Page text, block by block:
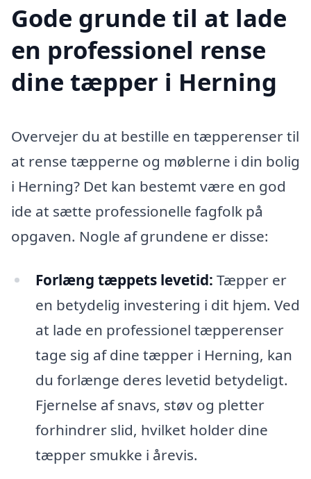
Gode grunde til at lade
en professionel rense
dine tæpper i Herning
Overvejer du at bestille en tæpperenser til
at rense tæpperne og møblerne i din bolig
i Herning? Det kan bestemt være en god
ide at sætte professionelle fagfolk på
opgaven. Nogle af grundene er disse:
Forlæng tæppets levetid: Tæpper er
en betydelig investering i dit hjem. Ved
at lade en professionel tæpperenser
tage sig af dine tæpper i Herning, kan
du forlænge deres levetid betydeligt.
Fjernelse af snavs, støv og pletter
forhindrer slid, hvilket holder dine
tæpper smukke i årevis.